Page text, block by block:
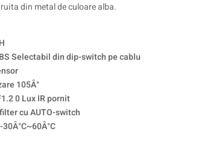
din metal de culoare alba.
Selectabil din dip-switch pe cablu
105Â°
0 Lux IR pornit
cu AUTO-switch
-30Â°C~60Â°C